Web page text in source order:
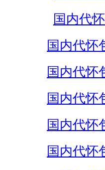
国内代
国内代怀
国内代怀
国内代怀
国内代怀
国内代怀